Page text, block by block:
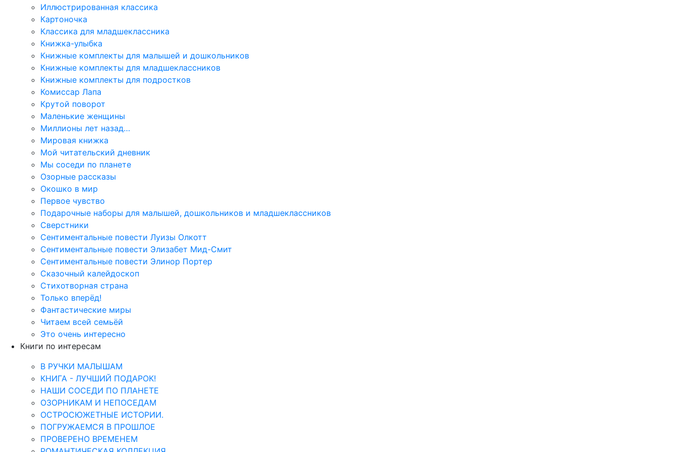
Иллюстрированная классика
Картоночка
Классика для младшеклассника
Книжка-улыбка
Книжные комплекты для малышей и дошкольников
Книжные комплекты для младшеклассников
Книжные комплекты для подростков
Комиссар Лапа
Крутой поворот
Маленькие женщины
Миллионы лет назад…
Мировая книжка
Мой читательский дневник
Мы соседи по планете
Озорные рассказы
Окошко в мир
Первое чувство
Подарочные наборы для малышей, дошкольников и младшеклассников
Сверстники
Сентиментальные повести Луизы Олкотт
Сентиментальные повести Элизабет Мид-Смит
Сентиментальные повести Элинор Портер
Сказочный калейдоскоп
Стихотворная страна
Только вперёд!
Фантастические миры
Читаем всей семьёй
Это очень интересно
Книги по интересам
В РУЧКИ МАЛЫШАМ
КНИГА - ЛУЧШИЙ ПОДАРОК!
НАШИ СОСЕДИ ПО ПЛАНЕТЕ
ОЗОРНИКАМ И НЕПОСЕДАМ
ОСТРОСЮЖЕТНЫЕ ИСТОРИИ.
ПОГРУЖАЕМСЯ В ПРОШЛОЕ
ПРОВЕРЕНО ВРЕМЕНЕМ